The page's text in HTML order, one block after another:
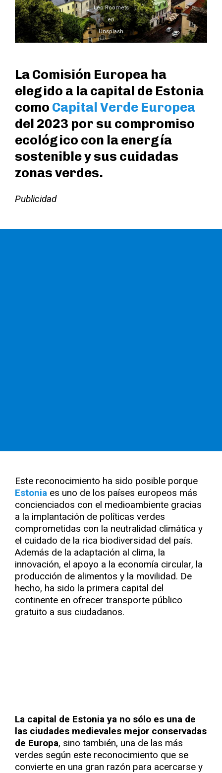
Leo Roomets
en
Unsplash
La Comisión Europea ha
elegido a la capital de Estonia
como Capital Verde Europea
del 2023 por su compromiso
ecológico con la energía
sostenible y sus cuidadas
zonas verdes.
Publicidad
Este reconocimiento ha sido posible porque
Estonia es uno de los países europeos más
concienciados con el medioambiente gracias
a la implantación de políticas verdes
comprometidas con la neutralidad climática y
el cuidado de la rica biodiversidad del país.
Además de la adaptación al clima, la
innovación, el apoyo a la economía circular, la
producción de alimentos y la movilidad. De
hecho, ha sido la primera capital del
continente en ofrecer transporte público
gratuito a sus ciudadanos.
La capital de Estonia ya no sólo es una de
las ciudades medievales mejor conservadas
de Europa, sino también, una de las más
verdes según este reconocimiento que se
convierte en una gran razón para acercarse y